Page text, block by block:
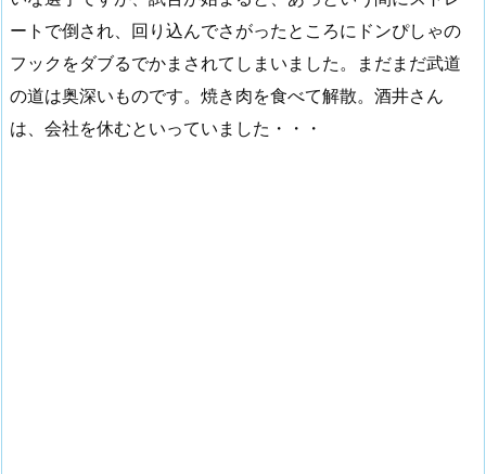
ートで倒され、回り込んでさがったところにドンぴしゃの
フックをダブるでかまされてしまいました。まだまだ武道
の道は奥深いものです。焼き肉を食べて解散。酒井さん
は、会社を休むといっていました・・・